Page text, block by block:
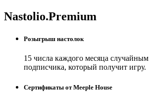
Nastolio.Premium
Розыгрыш настолок
15 числа каждого месяца
подписчика, который получит игру.
Сертификаты от Meeple House